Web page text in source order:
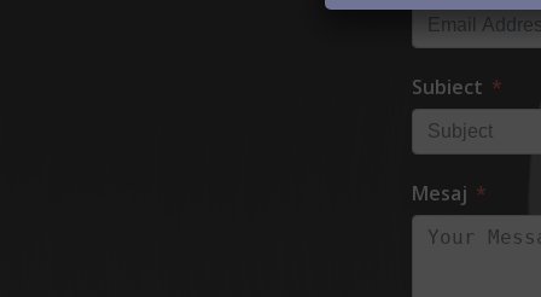
Subiect
Mesaj